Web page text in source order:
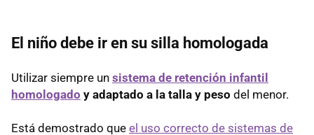
El niño debe ir en su silla homologada
Utilizar siempre un sistema de retención infantil
homologado y adaptado a la talla y peso del menor.
Está demostrado que el uso correcto de sistemas de